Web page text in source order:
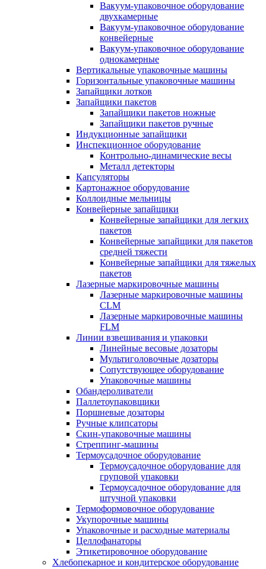
Вакуум-упаковочное оборудование
двухкамерные
Вакуум-упаковочное оборудование
конвейерные
Вакуум-упаковочное оборудование
однокамерные
Вертикальные упаковочные машины
Горизонтальные упаковочные машины
Запайщики лотков
Запайщики пакетов
Запайщики пакетов ножные
Запайщики пакетов ручные
Индукционные запайщики
Инспекционное оборудование
Контрольно-динамические весы
Металл детекторы
Капсуляторы
Картонажное оборудование
Коллоидные мельницы
Конвейерные запайщики
Конвейерные запайщики для легких
пакетов
Конвейерные запайщики для пакетов
средней тяжести
Конвейерные запайщики для тяжелых
пакетов
Лазерные маркировочные машины
Лазерные маркировочные машины
CLM
Лазерные маркировочные машины
FLM
Линии взвешивания и упаковки
Линейные весовые дозаторы
Мультиголовочные дозаторы
Сопутствующее оборудование
Упаковочные машины
Обандероливатели
Паллетоупаковщики
Поршневые дозаторы
Ручные клипсаторы
Скин-упаковочные машины
Стреппинг-машины
Термоусадочное оборудование
Термоусадочное оборудование для
груповой упаковки
Термоусадочное оборудование для
штучной упаковки
Термоформовочное оборудование
Укупорочные машины
Упаковочные и расходные материалы
Целлофанаторы
Этикетировочное оборудование
Хлебопекарное и кондитерское оборудование